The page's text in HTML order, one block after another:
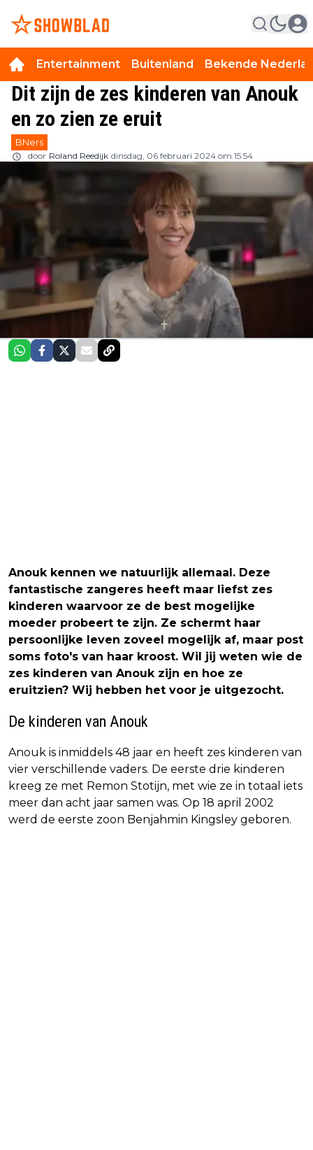
Entertainment Buitenland Bekende
Dit zijn de zes kinderen van Anouk
en zo zien ze eruit
BNers
door Roland Reedijk dinsdag, 06 februari 2024 om 15:54
Anouk kennen we natuurlijk allemaal. Deze
fantastische zangeres heeft maar liefst zes
kinderen waarvoor ze de best mogelijke
moeder probeert te zijn. Ze schermt haar
persoonlijke leven zoveel mogelijk af, maar post
soms foto's van haar kroost. Wil jij weten wie de
zes kinderen van Anouk zijn en hoe ze
eruitzien? Wij hebben het voor je uitgezocht.
De kinderen van Anouk
Anouk is inmiddels 48 jaar en heeft zes kinderen van
vier verschillende vaders. De eerste drie kinderen
kreeg ze met Remon Stotijn, met wie ze in totaal iets
meer dan acht jaar samen was. Op 18 april 2002
werd de eerste zoon Benjahmin Kingsley geboren.